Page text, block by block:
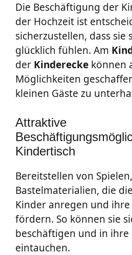
Die Beschäftigung der
der Hochzeit ist
sicherzustellen, dass sie
glücklich fühlen. Am
der Kinderecke können
Möglichkeiten
kleinen Gäste zu
Attraktive
Kindertisch
Bereitstellen von
Bastelmaterialien, die
Kinder anregen und
fördern. So können sie
beschäftigen und in ihre
eintauchen.